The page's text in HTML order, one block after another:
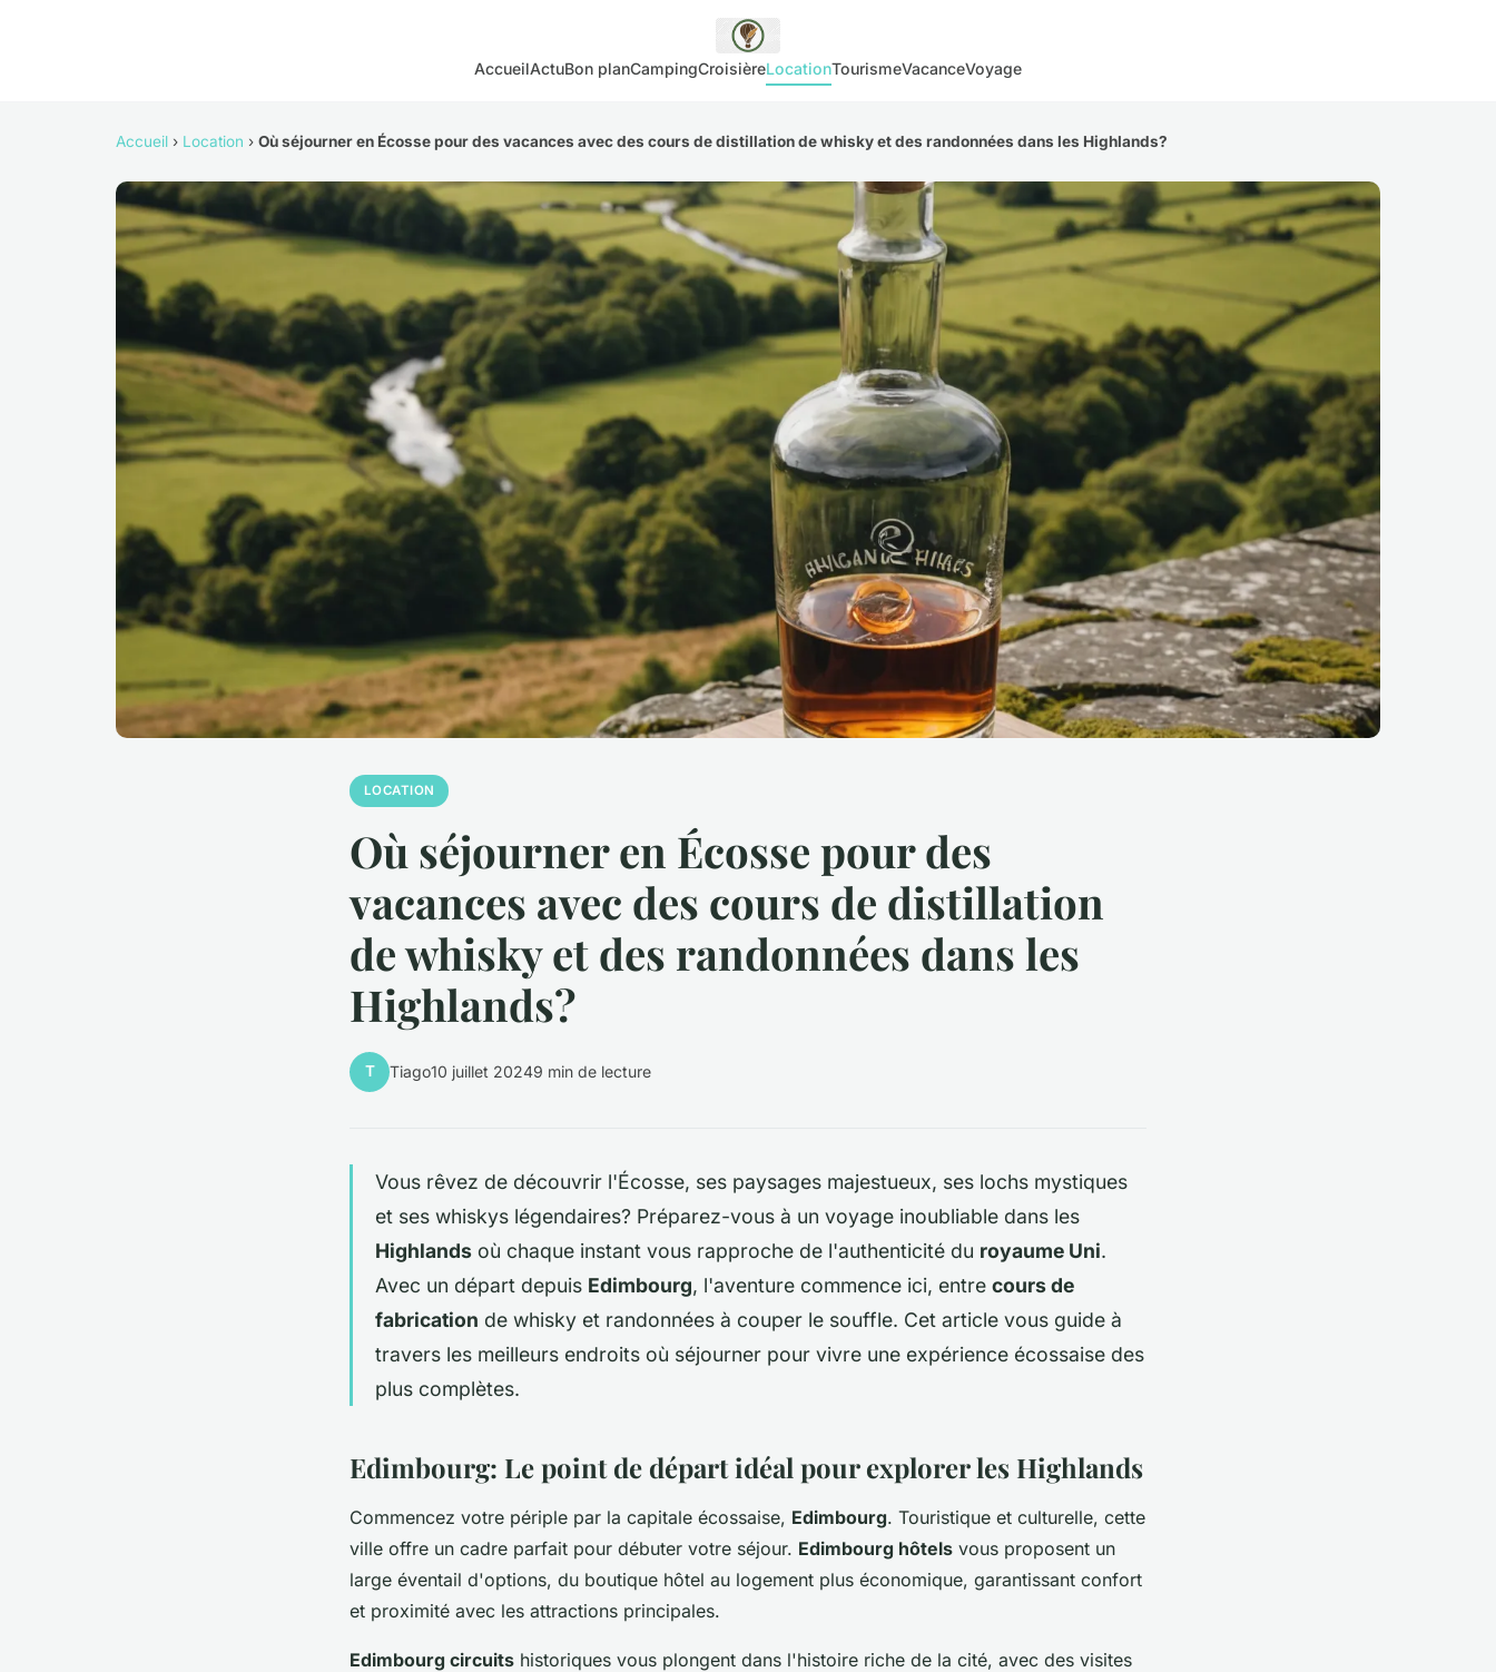
AccueilActuBon planCampingCroisièreLocationTourismeVacanceVoyage
Accueil › Location › Où séjourner en Écosse pour des vacances avec des cours de distillation de whisky et des randonnées dans les Highlands?
LOCATION
Où séjourner en Écosse pour des
vacances avec des cours de distillation
de whisky et des randonnées dans les
Highlands?
T Tiago10 juillet 20249 min de lecture
Vous rêvez de découvrir l'Écosse, ses paysages majestueux, ses lochs mystiques
et ses whiskys légendaires? Préparez-vous à un voyage inoubliable dans les
Highlands où chaque instant vous rapproche de l'authenticité du royaume Uni.
Avec un départ depuis Edimbourg, l'aventure commence ici, entre cours de
fabrication de whisky et randonnées à couper le souffle. Cet article vous guide à
travers les meilleurs endroits où séjourner pour vivre une expérience écossaise des
plus complètes.
Edimbourg: Le point de départ idéal pour explorer les Highlands
Commencez votre périple par la capitale écossaise, Edimbourg. Touristique et culturelle, cette
ville offre un cadre parfait pour débuter votre séjour. Edimbourg hôtels vous proposent un
large éventail d'options, du boutique hôtel au logement plus économique, garantissant confort
et proximité avec les attractions principales.
Edimbourg circuits historiques vous plongent dans l'histoire riche de la cité, avec des visites